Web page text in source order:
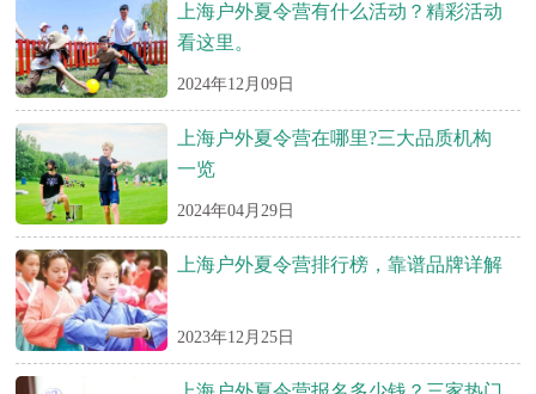
上海户外夏令营有什么活动？精彩活动
看这里。
2024年12月09日
上海户外夏令营在哪里?三大品质机构
一览
2024年04月29日
上海户外夏令营排行榜，靠谱品牌详解
2023年12月25日